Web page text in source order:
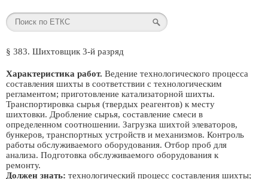
§ 383. Шихтовщик 3-й разряд
Характеристика работ. Ведение технологического процесса
составления шихты в соответствии с технологическим
регламентом; приготовление катализаторной шихты.
Транспортировка сырья (твердых реагентов) к месту
шихтовки. Дробление сырья, составление смеси в
определенном соотношении. Загрузка шихтой элеваторов,
бункеров, транспортных устройств и механизмов. Контроль
работы обслуживаемого оборудования. Отбор проб для
анализа. Подготовка обслуживаемого оборудования к
ремонту.
Должен знать: технологический процесс составления шихты;